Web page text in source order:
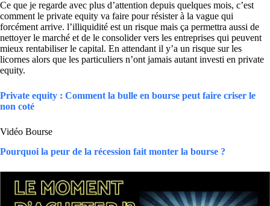
Ce que je regarde avec plus d’attention depuis quelques mois, c’est
comment le private equity va faire pour résister à la vague qui
forcément arrive. l’illiquidité est un risque mais ça permettra aussi de
nettoyer le marché et de le consolider vers les entreprises qui peuvent
mieux rentabiliser le capital. En attendant il y’a un risque sur les
licornes alors que les particuliers n’ont jamais autant investi en private
equity.
Private equity : Comment la bulle en bourse peut faire criser le
non coté
Vidéo Bourse
Pourquoi la peur de la récession fait monter la bourse ?